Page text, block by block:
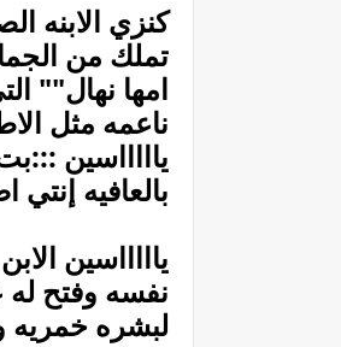
كنزي الابنه
تملك من
امها نهال""
ناعمه مثل
ياااااسين
بالعافيه
ياااااسين
نفسه وفتح
لبشره خمريه